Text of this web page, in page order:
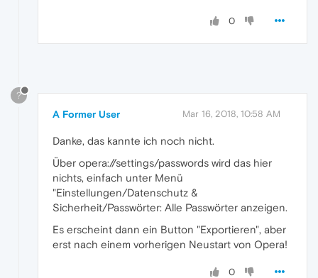
0
?
A Former User Mar 16, 2018, 10:58 AM
Danke, das kannte ich noch nicht.
Über opera://settings/passwords wird das hier
nichts, einfach unter Menü
"Einstellungen/Datenschutz &
Sicherheit/Passwörter: Alle Passwörter anzeigen.
Es erscheint dann ein Button "Exportieren", aber
erst nach einem vorherigen Neustart von Opera!
0